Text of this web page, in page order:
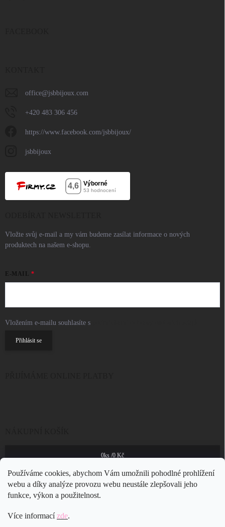
Používáme cookies, abychom Vám umožnili pohodlné prohlížení
webu a díky analýze provozu webu neustále zlepšovali jeho
funkce, výkon a použitelnost.
Více informacízde.
office@jsbbijoux.com
+420 483 306 456
https://www.facebook.com/jsbbijoux/
jsbbijoux
Vložte svůj e-mail a my vám budeme zasílat informace o nových
produktech na našem e-shopu.
E-MAIL
Vložením e-mailu souhlasíte s
Přihlásit se
0ks /0 Kč